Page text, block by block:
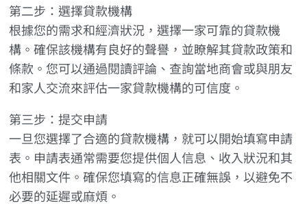
第二步：選擇貸款機構
根據您的需求和經濟狀況，選擇一家可靠的貸款機
構。確保該機構有良好的聲譽，並瞭解其貸款政策和
條款。您可以通過閱讀評論、查詢當地商會或與朋友
和家人交流來評估一家貸款機構的可信度。
第三步：提交申請
一旦您選擇了合適的貸款機構，就可以開始填寫申請
表。申請表通常需要您提供個人信息、收入狀況和其
他相關文件。確保您填寫的信息正確無誤，以避免不
必要的延遲或麻煩。